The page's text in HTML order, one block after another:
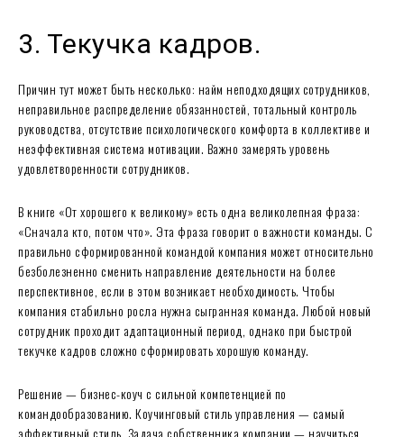
3. Текучка кадров.
Причин тут может быть несколько: найм неподходящих сотрудников,
неправильное распределение обязанностей, тотальный контроль
руководства, отсутствие психологического комфорта в коллективе и
неэффективная система мотивации. Важно замерять уровень
удовлетворенности сотрудников.
В книге «От хорошего к великому» есть одна великолепная фраза:
«Сначала кто, потом что». Эта фраза говорит о важности команды. С
правильно сформированной командой компания может относительно
безболезненно сменить направление деятельности на более
перспективное, если в этом возникает необходимость. Чтобы
компания стабильно росла нужна сыгранная команда. Любой новый
сотрудник проходит адаптационный период, однако при быстрой
текучке кадров сложно сформировать хорошую команду.
Решение — бизнес-коуч с сильной компетенцией по
командообразованию. Коучинговый стиль управления — самый
эффективный стиль. Задача собственника компании — научиться